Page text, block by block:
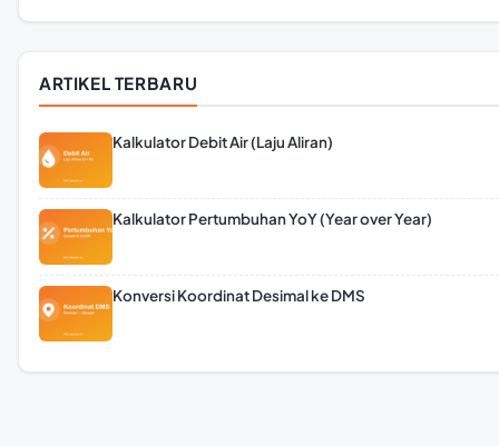
ARTIKEL TERBARU
Kalkulator Debit Air (Laju Aliran)
Kalkulator Pertumbuhan YoY (Year over Year)
Konversi Koordinat Desimal ke DMS